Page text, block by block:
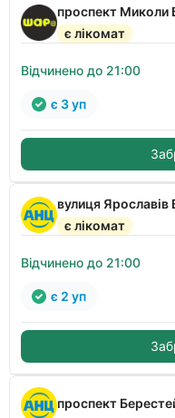
проспект Миколи
є лікомат
Відчинено до 21:00
є 3 уп
вулиця
є лікомат
Відчинено до 21:00
є 2 уп
проспект